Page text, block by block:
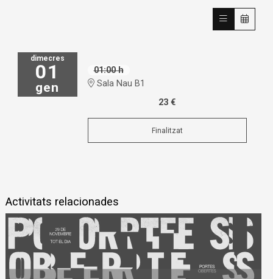
dimecres
01
gen
01:00 h
Sala Nau B1
23 €
Finalitzat
Activitats relacionades